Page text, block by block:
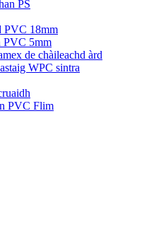
PS
PVC 18mm
PVC 5mm
de chàileachd àrd
WPC sintra
PVC Flim